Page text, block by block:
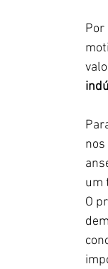
Por
um
O